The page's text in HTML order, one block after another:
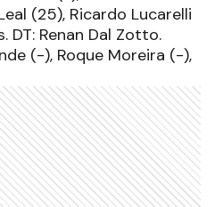
(-), Wallace de Souza
(6), Lucas
(25), Ricardo Lucarelli
DT: Renan Dal Zotto.
(-), Roque Moreira (-),